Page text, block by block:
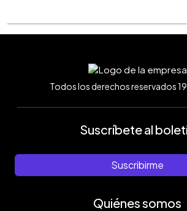
Todos los derechos reservados
Suscríbete al
Suscribirme
Quiénes somos